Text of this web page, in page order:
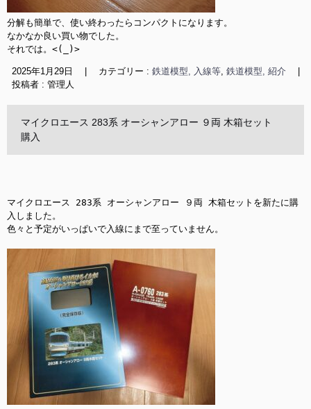
分解も簡単で、使い終わったらコンパクトになります。
なかなか良い買い物でした。
それでは。<(_)>
2025年1月29日 カテゴリー : 鉄道模型, 入線等, 鉄道模型, 紹介
投稿者 : 管理人
マイクロエース 283系 オーシャンアロー ９両 木箱セット
購入
マイクロエース 283系 オーシャンアロー ９両 木箱セットを新たに購
入しました。
色々と予定がいっぱいで入線にまで至っていません。